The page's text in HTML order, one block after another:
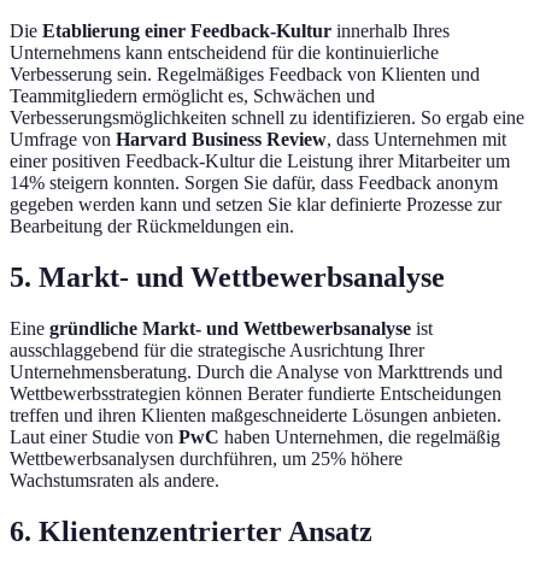
Die Etablierung einer Feedback-Kultur innerhalb Ihres
Unternehmens kann entscheidend für die kontinuierliche
Verbesserung sein. Regelmäßiges Feedback von Klienten und
Teammitgliedern ermöglicht es, Schwächen und
Verbesserungsmöglichkeiten schnell zu identifizieren. So ergab eine
Umfrage von Harvard Business Review, dass Unternehmen mit
einer positiven Feedback-Kultur die Leistung ihrer Mitarbeiter um
14% steigern konnten. Sorgen Sie dafür, dass Feedback anonym
gegeben werden kann und setzen Sie klar definierte Prozesse zur
Bearbeitung der Rückmeldungen ein.
5. Markt- und Wettbewerbsanalyse
Eine gründliche Markt- und Wettbewerbsanalyse ist
ausschlaggebend für die strategische Ausrichtung Ihrer
Unternehmensberatung. Durch die Analyse von Markttrends und
Wettbewerbsstrategien können Berater fundierte Entscheidungen
treffen und ihren Klienten maßgeschneiderte Lösungen anbieten.
Laut einer Studie von PwC haben Unternehmen, die regelmäßig
Wettbewerbsanalysen durchführen, um 25% höhere
Wachstumsraten als andere.
6. Klientenzentrierter Ansatz